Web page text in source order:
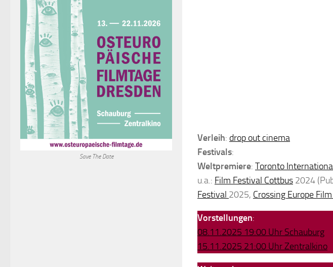
Verleih: drop out cinema
Festivals:
Weltpremiere: Toronto
u.a.: Film Festival Cottbus 2024
Festival 2025, Crossing Europe
Vorstellungen:
08.11.2025 19:00 Uhr Schauburg
15.11.2025 21:00 Uhr Zentralkino
Save The Date